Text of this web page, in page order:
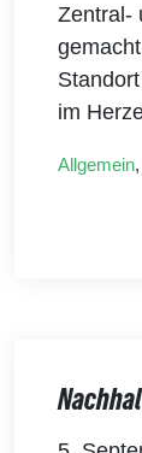
Zentral-
im
Allgemein,